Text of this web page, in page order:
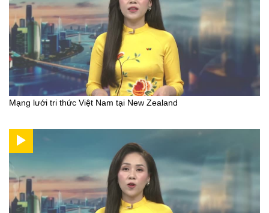
Mạng lưới tri thức Việt Nam tại New Zealand